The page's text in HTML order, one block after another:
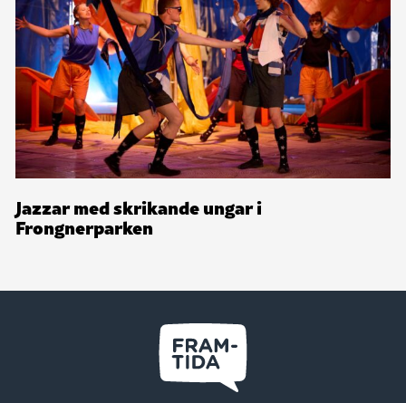
Jazzar med skrikande ungar i
Frongnerparken